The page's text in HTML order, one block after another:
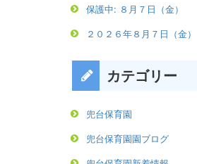
保護中: ８月７日（金）
２０２６年８月７日（金）
カテゴリー
兜台保育園
兜台保育園園ブログ